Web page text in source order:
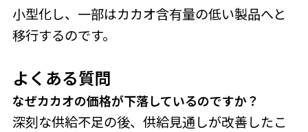
小型化し、一部はカカオ含有量の低い製品へと
移行するのです。
よくある質問
なぜカカオの価格が下落しているのですか？
深刻な供給不足の後、供給見通しが改善したこ